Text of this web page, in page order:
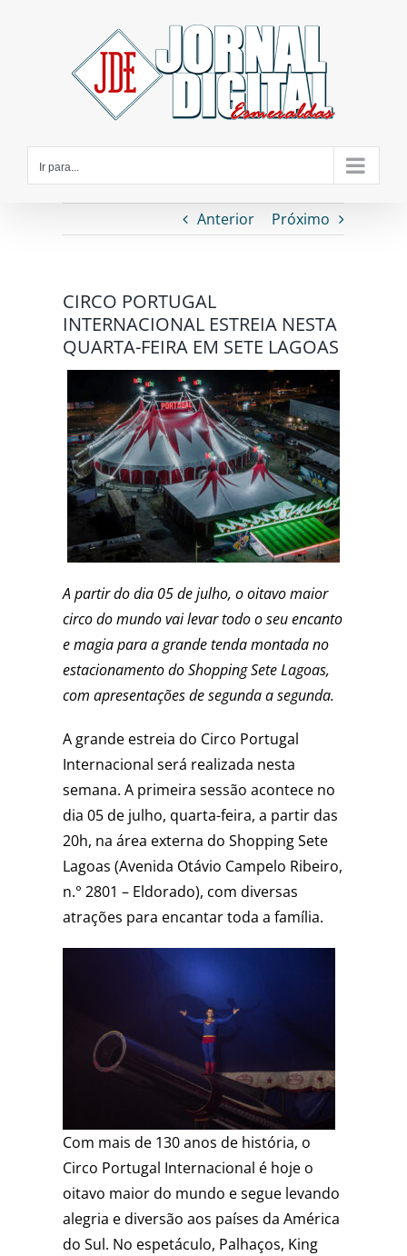
Ir para...
Anterior Próximo
CIRCO PORTUGAL
INTERNACIONAL ESTREIA NESTA
QUARTA-FEIRA EM SETE LAGOAS
A partir do dia 05 de julho, o oitavo maior
circo do mundo vai levar todo o seu encanto
e magia para a grande tenda montada no
estacionamento do Shopping Sete Lagoas,
com apresentações de segunda a segunda.
A grande estreia do Circo Portugal
Internacional será realizada nesta
semana. A primeira sessão acontece no
dia 05 de julho, quarta-feira, a partir das
20h, na área externa do Shopping Sete
Lagoas (Avenida Otávio Campelo Ribeiro,
n.° 2801 – Eldorado), com diversas
atrações para encantar toda a família.
Com mais de 130 anos de história, o
Circo Portugal Internacional é hoje o
oitavo maior do mundo e segue levando
alegria e diversão aos países da América
do Sul. No espetáculo, Palhaços, King